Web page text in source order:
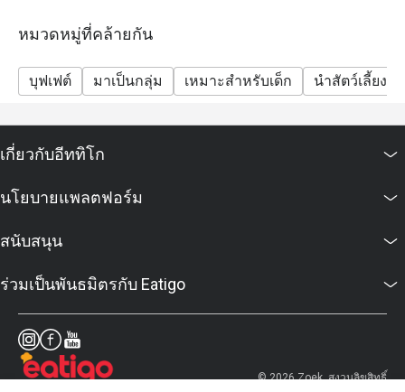
หมวดหมู่ที่คล้ายกัน
บุฟเฟต์ มาเป็นกลุ่ม เหมาะสำหรับเด็ก นำสัตว์เลี้ยงเ
เกี่ยวกับอีททิโก
นโยบายแพลตฟอร์ม
สนับสนุน
ร่วมเป็นพันธมิตรกับ Eatigo
© 2026 Zoek. สงวนลิขสิทธิ์